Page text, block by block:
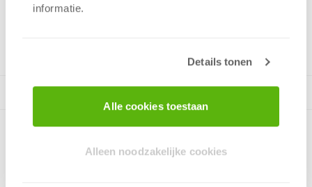
informatie.
Details tonen
Alle cookies toestaan
Alleen noodzakelijke cookies